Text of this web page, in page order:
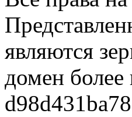
являются
домен более